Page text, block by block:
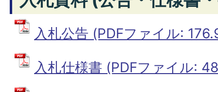
入札公告 (PDFファイル:
入札仕様書 (PDFファイル: